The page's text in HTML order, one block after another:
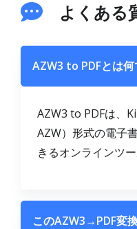
よくある
AZW3 to PDFとは何
AZW3 to PDFは、
AZW）形式の電子
きるオンラインツー
このAZW3→PDF変